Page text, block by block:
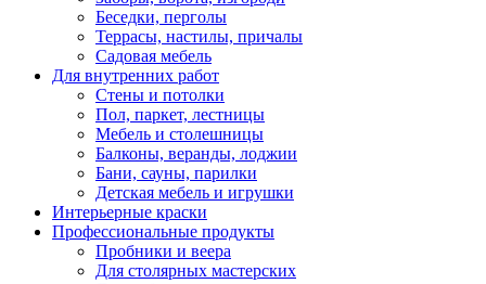
Беседки, перголы
Террасы, настилы, причалы
Садовая мебель
Для внутренних работ
Стены и потолки
Пол, паркет, лестницы
Мебель и столешницы
Балконы, веранды, лоджии
Бани, сауны, парилки
Детская мебель и игрушки
Интерьерные краски
Профессиональные продукты
Пробники и веера
Для столярных мастерских